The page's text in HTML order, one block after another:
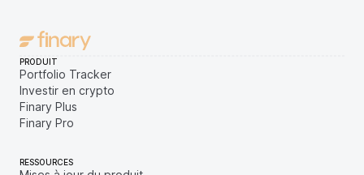
PRODUIT
Portfolio Tracker
Investir en crypto
Finary Plus
Finary Pro
RESSOURCES